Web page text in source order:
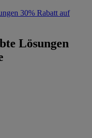
30% Rabatt auf
Lösungen